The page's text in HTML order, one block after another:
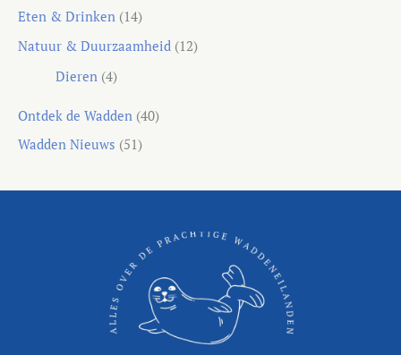
Eten & Drinken (14)
Natuur & Duurzaamheid (12)
Dieren(4)
Ontdek de Wadden (40)
Wadden Nieuws (51)